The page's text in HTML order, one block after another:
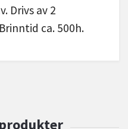
Drivs av 2
ca. 500h.